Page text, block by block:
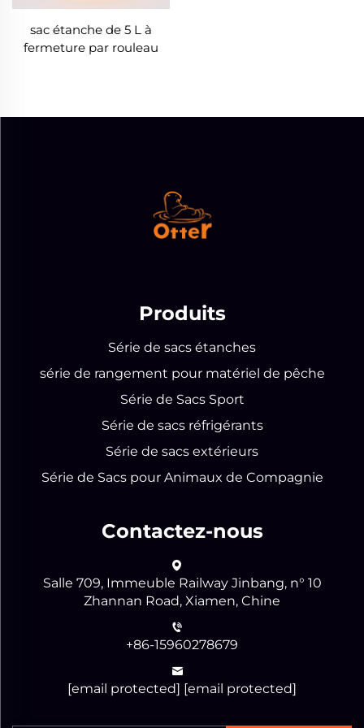
sac étanche de 5 L à
fermeture par rouleau
Produits
Série de sacs étanches
série de rangement pour matériel de pêche
Série de Sacs Sport
Série de sacs réfrigérants
Série de sacs extérieurs
Série de Sacs pour Animaux de Compagnie
Contactez-nous
Salle 709, Immeuble Railway Jinbang, n° 10
Zhannan Road, Xiamen, Chine
+86-15960278679
[email protected] [email protected]